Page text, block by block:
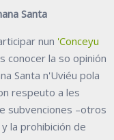
Santa
nun 'Conceyu
conocer la so opinión
Santa n'Uviéu pola
respeuto a les
subvenciones –otros
la prohibición de